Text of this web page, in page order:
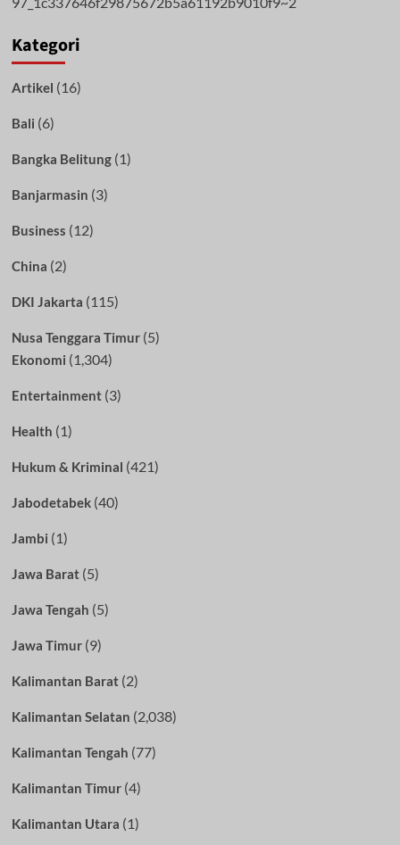
Kategori
Artikel (16)
Bali (6)
Bangka Belitung(1)
Banjarmasin (3)
Business (12)
China (2)
DKI Jakarta (115)
Nusa Tenggara Timur(5)
Ekonomi (1,304)
Entertainment(3)
Health (1)
Hukum & Kriminal (421)
Jabodetabek(40)
Jambi (1)
Jawa Barat(5)
Jawa Tengah (5)
Jawa Timur(9)
Kalimantan Barat(2)
Kalimantan Selatan (2,038)
Kalimantan Tengah (77)
Kalimantan Timur(4)
Kalimantan Utara (1)